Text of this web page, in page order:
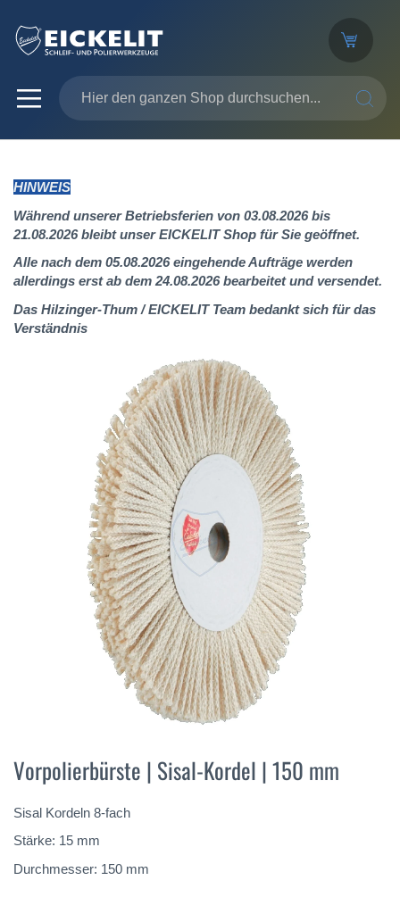
SUCHE
HINWEIS
Während unserer Betriebsferien von 03.08.2026 bis
21.08.2026 bleibt unser EICKELIT Shop für Sie geöffnet.
Alle nach dem 05.08.2026 eingehende Aufträge werden
allerdings erst ab dem 24.08.2026 bearbeitet und versendet.
Das Hilzinger-Thum / EICKELIT Team bedankt sich für das
Verständnis
der
springen
Vorpolierbürste | Sisal-Kordel | 150 mm
Sisal Kordeln 8-fach
Stärke: 15 mm
Durchmesser: 150 mm